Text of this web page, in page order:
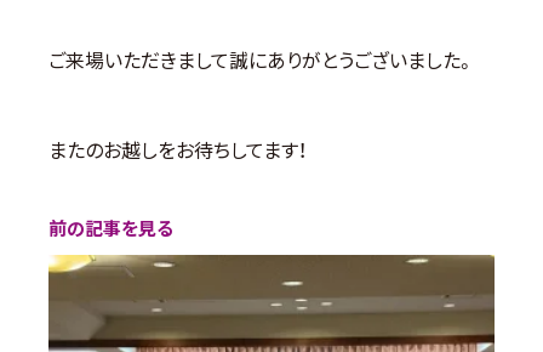
ご来場いただきまして誠にありがとうございました。
またのお越しをお待ちしてます！
前の記事を見る